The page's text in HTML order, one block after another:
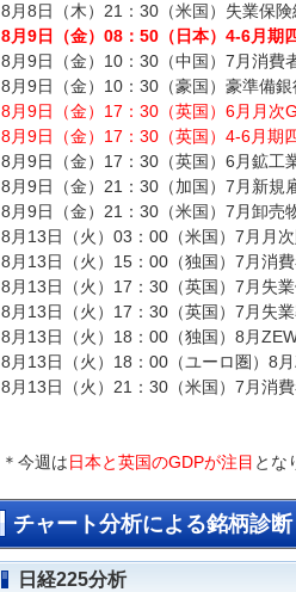
8月8日（木）21：30（米国）失業保
8月9日（金）08：50（日本）4-6月期
8月9日（金）10：30（中国）7月消費
8月9日（金）10：30（豪国）豪準備
8月9日（金）17：30（英国）6月月次
8月9日（金）17：30（英国）4-6月期
8月9日（金）17：30（英国）6月鉱工
8月9日（金）21：30（加国）7月新規
8月9日（金）21：30（米国）7月卸売
8月13日（火）03：00（米国）7月月
8月13日（火）15：00（独国）7月消
8月13日（火）17：30（英国）7月失
8月13日（火）17：30（英国）7月失
8月13日（火）18：00（独国）8月
8月13日（火）18：00（ユーロ圏）8
8月13日（火）21：30（米国）7月消
＊今週は日本と英国のGDPが注目 とな
チャート分析による銘柄診断
日経225分析